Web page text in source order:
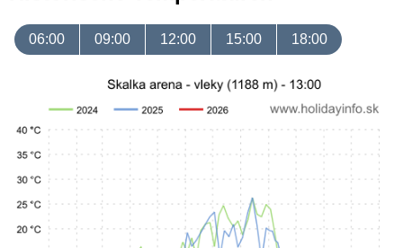
06:00 09:00 12:00 15:00 18:00